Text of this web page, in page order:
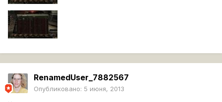
RenamedUser_7882567
Опубликовано: 5 июня, 2013